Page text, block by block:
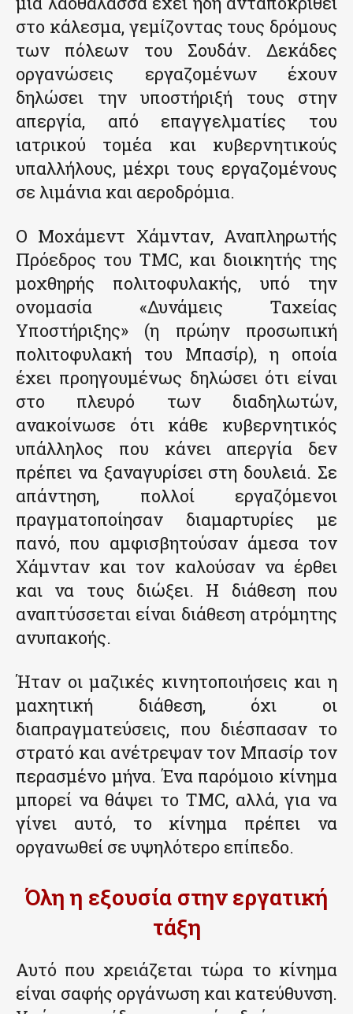
στο κάλεσμα, γεμίζοντας τους δρόμους
των πόλεων του Σουδάν. Δεκάδες
οργανώσεις εργαζομένων έχουν
δηλώσει την υποστήριξή τους στην
απεργία, από επαγγελματίες του
ιατρικού τομέα και κυβερνητικούς
υπαλλήλους, μέχρι τους εργαζομένους
σε λιμάνια και αεροδρόμια.
Ο Μοχάμεντ Χάμνταν, Αναπληρωτής
Πρόεδρος του ΤΜC, και διοικητής της
μοχθηρής πολιτοφυλακής, υπό την
ονομασία «Δυνάμεις Ταχείας
Υποστήριξης» (η πρώην προσωπική
πολιτοφυλακή του Μπασίρ), η οποία
έχει προηγουμένως δηλώσει ότι είναι
στο πλευρό των διαδηλωτών,
ανακοίνωσε ότι κάθε κυβερνητικός
υπάλληλος που κάνει απεργία δεν
πρέπει να ξαναγυρίσει στη δουλειά. Σε
απάντηση, πολλοί εργαζόμενοι
πραγματοποίησαν διαμαρτυρίες με
πανό, που αμφισβητούσαν άμεσα τον
Χάμνταν και τον καλούσαν να έρθει
και να τους διώξει. Η διάθεση που
αναπτύσσεται είναι διάθεση ατρόμητης
ανυπακοής.
Ήταν οι μαζικές κινητοποιήσεις και η
μαχητική διάθεση, όχι οι
διαπραγματεύσεις, που διέσπασαν το
στρατό και ανέτρεψαν τον Μπασίρ τον
περασμένο μήνα. Ένα παρόμοιο κίνημα
μπορεί να θάψει το TMC, αλλά, για να
γίνει αυτό, το κίνημα πρέπει να
οργανωθεί σε υψηλότερο επίπεδο.
Όλη η εξουσία στην εργατική
τάξη
Αυτό που χρειάζεται τώρα το κίνημα
είναι σαφής οργάνωση και κατεύθυνση.